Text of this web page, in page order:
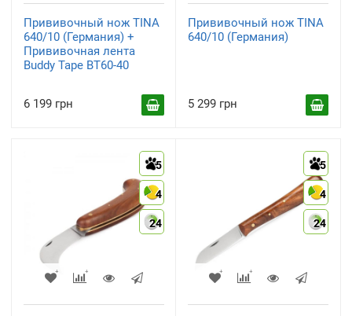
Прививочный нож TINA
640/10 (Германия) +
Прививочная лента
Buddy Tape BT60-40
6 199 грн
Прививочный нож TINA
640/10 (Германия)
5 299 грн
5
4
24
5
4
24